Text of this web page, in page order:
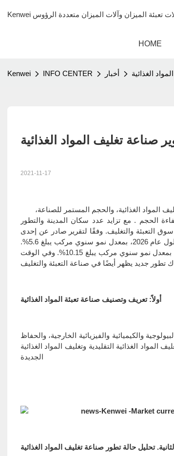
HOME
Kenwei INFO CENTER أخبار الغذائية
صناعة تغليف المواد الغذائية
2021-11-17
الحجم . مع تزايد عدد سكان المدينة والتطور
سوق التعبئة والتغليف. وفقًا لتقرير صادر عن إحدى
وكالات أبحاث السوق، ستصل قيمة سوق تغليف المواد الغذائية العالمية إلى 606.3 مليار دولار بحلول عام 2026، بمعدل نمو سنوي مركب يبلغ 5.6%.
وسيصل الطلب في سوق معدات التعبئة والتغليف في الصين إلى 16.85 مليار يوان في عام 2021، بمعدل نمو سنوي مركب يبلغ 10.15%. وفي الوقت
أولاً: تعريف وتصنيف صناعة تعبئة المواد الغذائية
والكيميائية والفيزيائية الخارجية، والحفاظ
الغذائية التقليدية وتغليف المواد الغذائية
الثانية. تحليل حالة تطور صناعة تغليف المواد الغذائية